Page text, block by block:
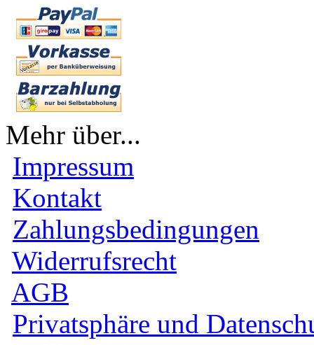
Mehr über...
Impressum
Kontakt
Zahlungsbedingungen
Widerrufsrecht
AGB
Privatsphäre und